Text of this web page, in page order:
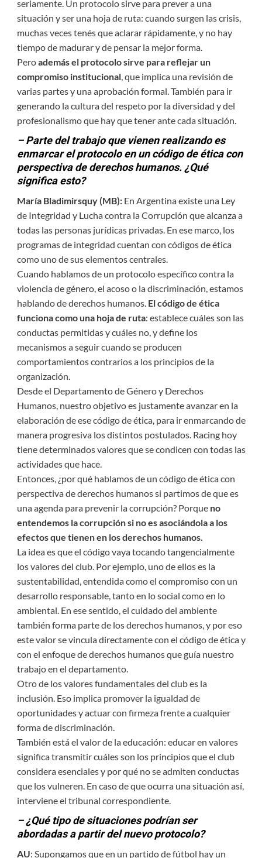
seriamente. Un protocolo sirve para prever a una
situación y ser una hoja de ruta: cuando surgen las crisis,
muchas veces tenés que aclarar rápidamente, y no hay
tiempo de madurar y de pensar la mejor forma.
Peroademás el protocolo sirve para reflejar un
compromiso institucional, que implica una revisión de
varias partes y una aprobación formal. También para ir
generando la cultura del respeto por la diversidad y del
profesionalismo que hay que tener ante cada situación.
– Parte del trabajo que vienen realizando es
enmarcar el protocolo en un código de ética con
perspectiva de derechos humanos. ¿Qué
significa esto?
María Bladimirsquy (MB):En Argentina existe una Ley
de Integridad y Lucha contra la Corrupción que alcanza a
todas las personas jurídicas privadas. En ese marco, los
programas de integridad cuentan con códigos de ética
como uno de sus elementos centrales.
Cuando hablamos de un protocolo específico contra la
violencia de género, el acoso o la discriminación, estamos
hablando de derechos humanos. El código de ética
funciona como una hoja de ruta: establece cuáles son las
conductas permitidas y cuáles no, y define los
mecanismos a seguir cuando se producen
comportamientos contrarios a los principios de la
organización.
Desde el Departamento de Género y Derechos
Humanos, nuestro objetivo es justamente avanzar en la
elaboración de ese código de ética, para ir enmarcando de
manera progresiva los distintos postulados. Racing hoy
tiene determinados valores que se condicen con todas las
actividades que hace.
Entonces, ¿por qué hablamos de un código de ética con
perspectiva de derechos humanos si partimos de que es
una agenda para prevenir la corrupción? Porque no
entendemos la corrupción si no es asociándola a los
efectos que tienen en los derechos humanos.
La idea es que el código vaya tocando tangencialmente
los valores del club. Por ejemplo, uno de ellos es la
sustentabilidad, entendida como el compromiso con un
desarrollo responsable, tanto en lo social como en lo
ambiental. En ese sentido, el cuidado del ambiente
también forma parte de los derechos humanos, y por eso
este valor se vincula directamente con el código de ética y
con el enfoque de derechos humanos que guía nuestro
trabajo en el departamento.
Otro de los valores fundamentales del club es la
inclusión. Eso implica promover la igualdad de
oportunidades y actuar con firmeza frente a cualquier
forma de discriminación.
También está el valor de la educación: educar en valores
significa transmitir cuáles son los principios que el club
considera esenciales y por qué no se admiten conductas
que los vulneren. En caso de que ocurra una situación así,
interviene el tribunal correspondiente.
– ¿Qué tipo de situaciones podrían ser
abordadas a partir del nuevo protocolo?
AU: Supongamos que en un partido de fútbol hay un